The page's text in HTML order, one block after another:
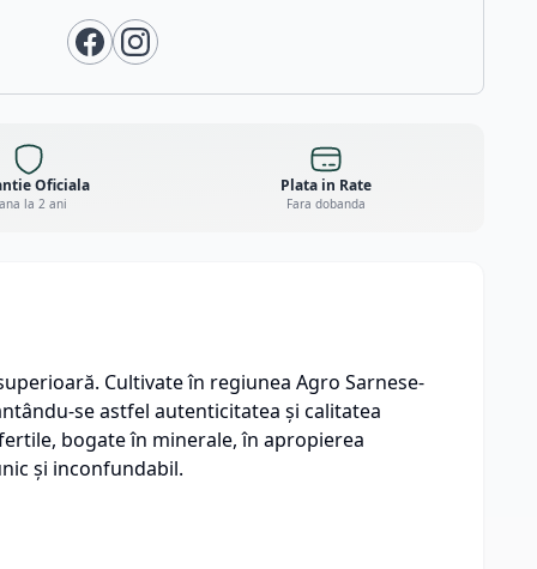
Oficiala
la 2 ani
Plata in Rate
Fara dobanda
Cultivate în regiunea Agro Sarnese-
se astfel autenticitatea și calitatea
bogate în minerale, în apropierea
și inconfundabil.